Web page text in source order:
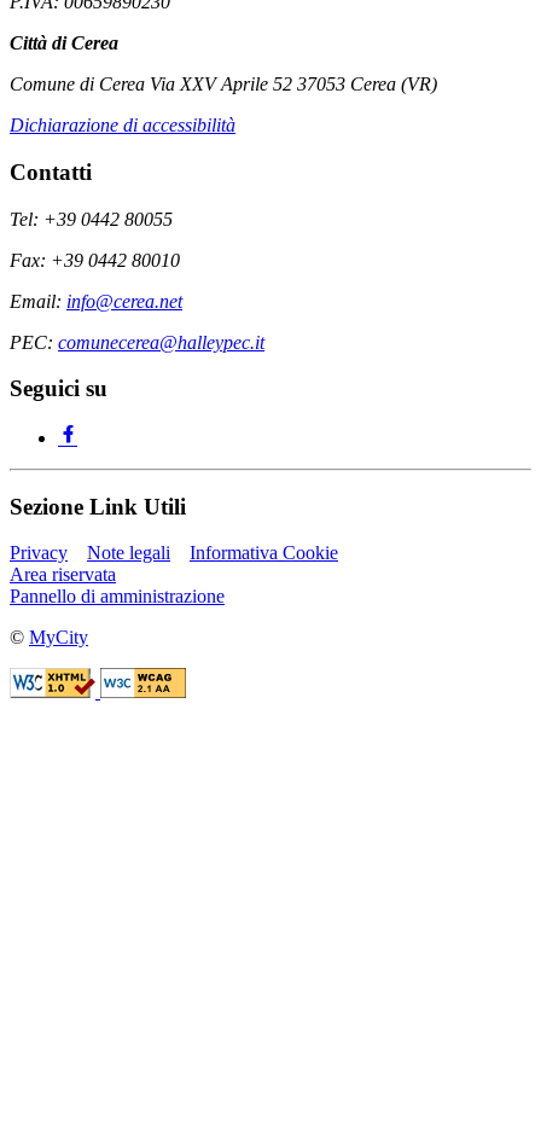
Città di Cerea
Comune di Cerea Via XXV Aprile 52 37053 Cerea (VR)
Dichiarazione di accessibilità
Contatti
Tel: +39 0442 80055
Fax: +39 0442 80010
Email: info@cerea.net
PEC: comunecerea@halleypec.it
Seguici su
Sezione Link Utili
Privacy Note legali
Informativa Cookie
Area riservata
Pannello di amministrazione
© MyCity